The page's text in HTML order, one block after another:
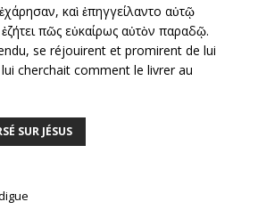
καὶ ἐπηγγείλαντο αὐτῷ
πῶς εὐκαίρως αὐτὸν παραδῷ.
se réjouirent et promirent de lui
cherchait comment le livrer au
SUR JÉSUS